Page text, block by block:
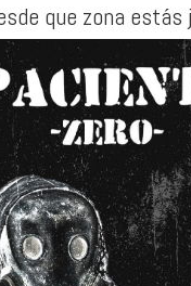
que zona